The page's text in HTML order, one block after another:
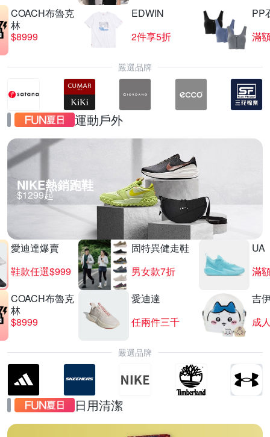
COACH布魯克
林
$8999
EDWIN
2件享5折
PP
滿
嚴選品牌
運動戶外
NIKE熱銷跑鞋
$1299起
愛迪達爆賣
鞋款任選$999
固特異健走鞋
男女款7折
UA
滿
COACH布魯克
林
$8999
愛迪達
任兩件三千
吉
嚴選品牌
日用清潔